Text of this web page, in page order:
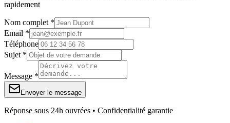
rapidement
Nom complet *
Email *
Téléphone
Sujet *
Message *
Envoyer le message
Réponse sous 24h ouvrées • Confidentialité garantie